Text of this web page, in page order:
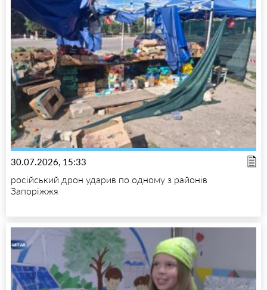
30.07.2026, 15:33
російський дрон ударив по одному з районів
Запоріжжя